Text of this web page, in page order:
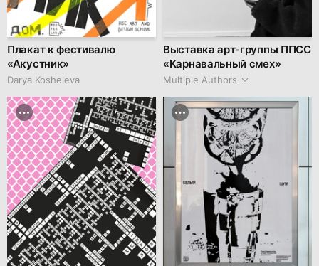
Плакат к фестивалю
«Акустник»
Darya Kosheleva
Выставка арт-группы ППСС
«Карнавальный смех»
Multiple Authors